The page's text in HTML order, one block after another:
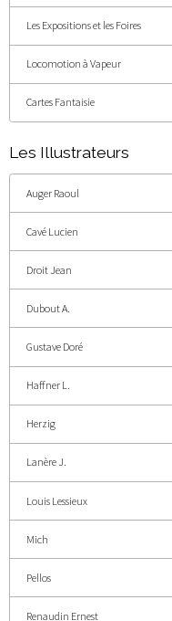
Les Expositions et les Foires
Locomotion à Vapeur
Cartes Fantaisie
Les Illustrateurs
Auger Raoul
Cavé Lucien
Droit Jean
Dubout A.
Gustave Doré
Haffner L.
Herzig
Lanère J.
Louis Lessieux
Mich
Pellos
Renaudin Ernest